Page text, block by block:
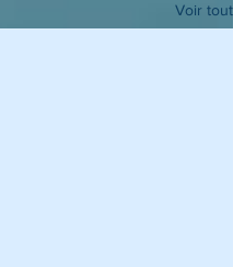
Voir tout